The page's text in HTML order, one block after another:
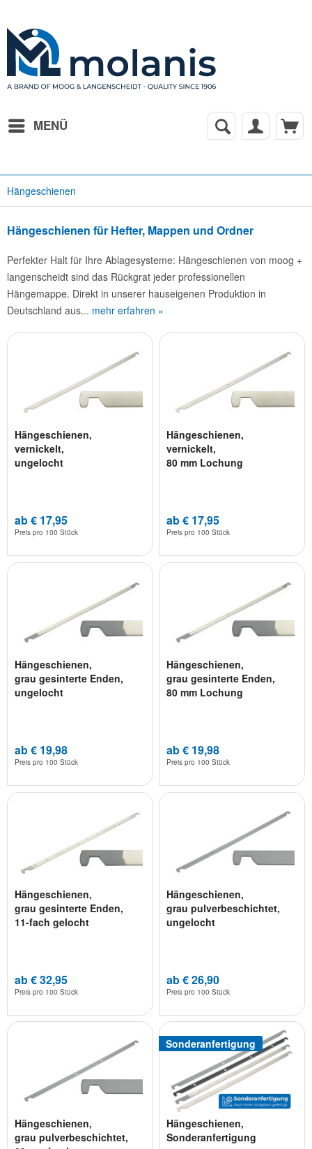
MENÜ
Hängeschienen
Hängeschienen für Hefter, Mappen und Ordner
Perfekter Halt für Ihre Ablagesysteme: Hängeschienen von moog +
langenscheidt sind das Rückgrat jeder professionellen
Hängemappe. Direkt in unserer hauseigenen Produktion in
Deutschland aus... mehr erfahren »
Hängeschienen,
vernickelt,
ungelocht
ab € 17,95
Preis pro 100 Stück
Hängeschienen,
vernickelt,
80 mm Lochung
ab € 17,95
Preis pro 100 Stück
Hängeschienen,
grau gesinterte Enden,
ungelocht
ab € 19,98
Preis pro 100 Stück
Hängeschienen,
grau gesinterte Enden,
80 mm Lochung
ab € 19,98
Preis pro 100 Stück
Hängeschienen,
grau gesinterte Enden,
11-fach gelocht
ab € 32,95
Preis pro 100 Stück
Hängeschienen,
grau pulverbeschichtet,
ungelocht
ab € 26,90
Preis pro 100 Stück
Hängeschienen,
grau pulverbeschichtet,
Sonderanfertigung
Hängeschienen,
Sonderanfertigung